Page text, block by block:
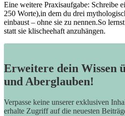
Eine‌ weitere Praxisaufgabe: Schreibe
250 Worte),in ​dem du drei
einbaust – ohne sie zu nennen.So‍
statt sie klischeehaft anzuhängen.
Erweitere dein Wissen
und Aberglauben!
Verpasse keine unserer exklusiven
erhalte Zugriff auf die neuesten